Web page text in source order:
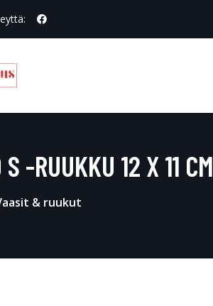
-RUUKKU 12 X 11 CM
& ruukut